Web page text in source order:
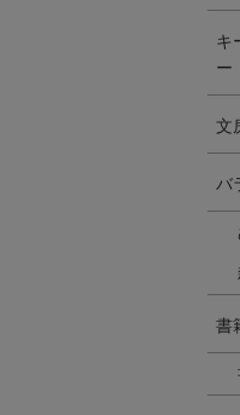
キ
ー
文
バ
書